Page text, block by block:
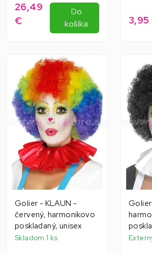
26,49
€
Do
košíka
Golier - KLAUN -
červený, harmonikovo
poskladaný, unisex
Skladom 1 ks